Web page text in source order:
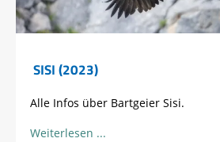
SISI (2023)
Alle Infos über Bartgeier Sisi.
Weiterlesen